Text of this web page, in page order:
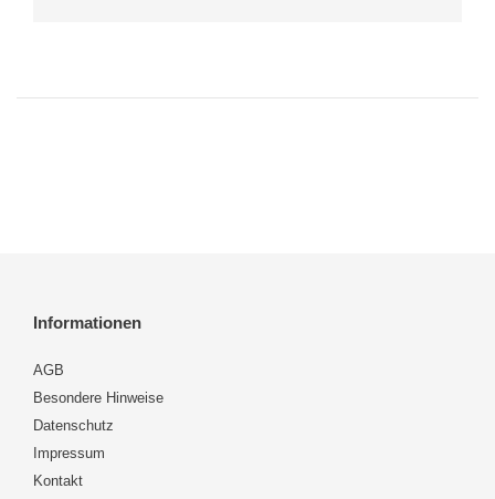
Informationen
AGB
Besondere Hinweise
Datenschutz
Impressum
Kontakt